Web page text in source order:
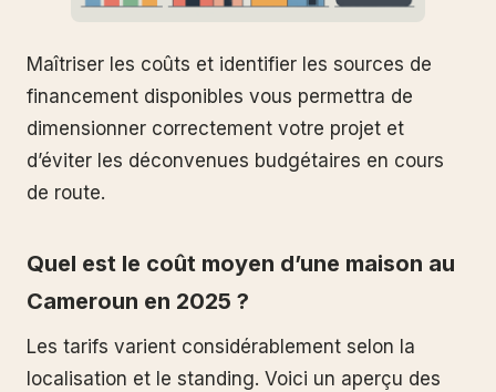
Maîtriser les coûts et identifier les sources de
financement disponibles vous permettra de
dimensionner correctement votre projet et
d’éviter les déconvenues budgétaires en cours
de route.
Quel est le coût moyen d’une maison au
Cameroun en 2025 ?
Les tarifs varient considérablement selon la
localisation et le standing. Voici un aperçu des